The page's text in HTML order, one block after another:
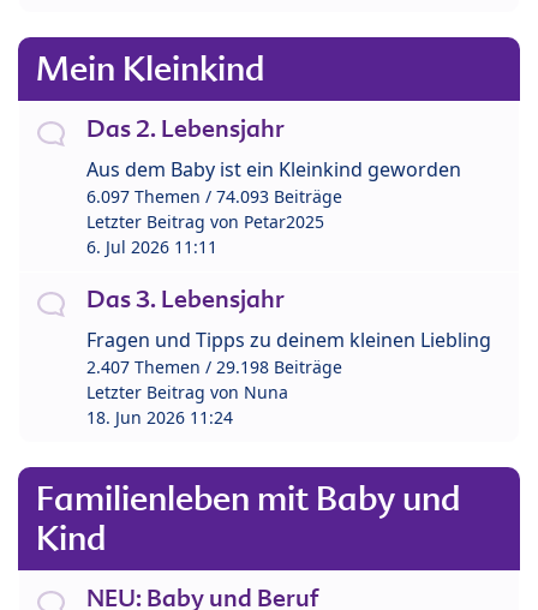
Mein Kleinkind
Das 2. Lebensjahr
Aus dem Baby ist ein Kleinkind geworden
6.097 Themen / 74.093 Beiträge
Letzter Beitrag von Petar2025
6. Jul 2026 11:11
Das 3. Lebensjahr
Fragen und Tipps zu deinem kleinen Liebling
2.407 Themen / 29.198 Beiträge
Letzter Beitrag von Nuna
18. Jun 2026 11:24
Familienleben mit Baby und
Kind
NEU: Baby und Beruf